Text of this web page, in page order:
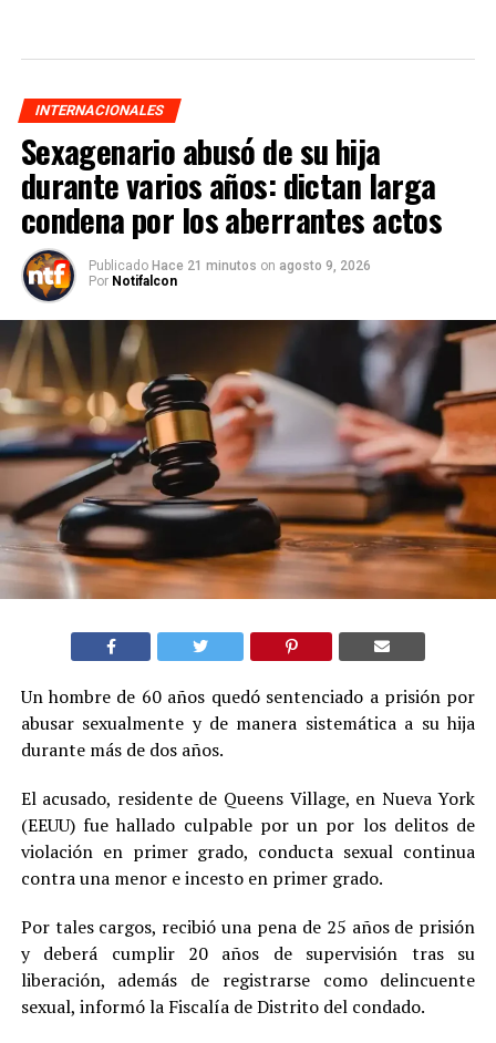
INTERNACIONALES
Sexagenario abusó de su hija
durante varios años: dictan larga
condena por los aberrantes actos
Publicado Hace 21 minutos on agosto 9, 2026
Por Notifalcon
Un hombre de 60 años quedó sentenciado a prisión por
abusar sexualmente y de manera sistemática a su hija
durante más de dos años.
El acusado, residente de Queens Village, en Nueva York
(EEUU) fue hallado culpable por un por los delitos de
violación en primer grado, conducta sexual continua
contra una menor e incesto en primer grado.
Por tales cargos, recibió una pena de 25 años de prisión
y deberá cumplir 20 años de supervisión tras su
liberación, además de registrarse como delincuente
sexual, informó la Fiscalía de Distrito del condado.